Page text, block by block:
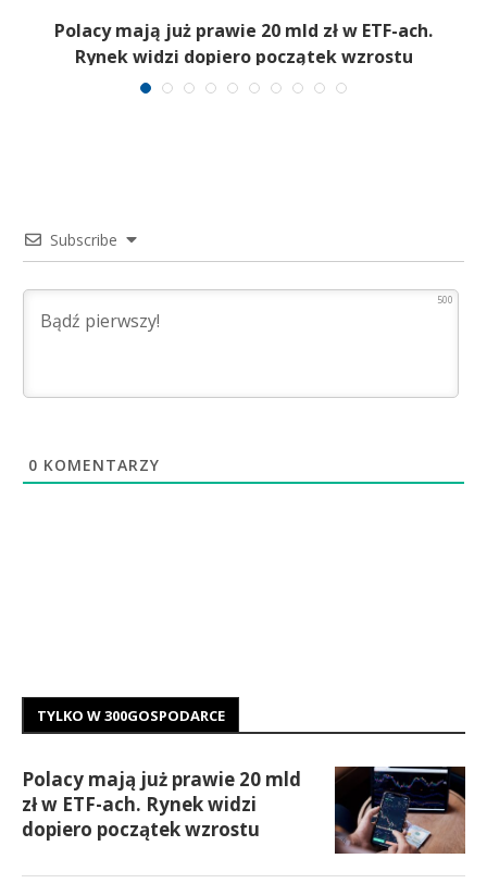
Polacy mają już prawie 20 mld zł w ETF-ach.
Rynek widzi dopiero początek wzrostu
Subscribe
500
0 KOMENTARZY
TYLKO W 300GOSPODARCE
Polacy mają już prawie 20 mld
zł w ETF-ach. Rynek widzi
dopiero początek wzrostu